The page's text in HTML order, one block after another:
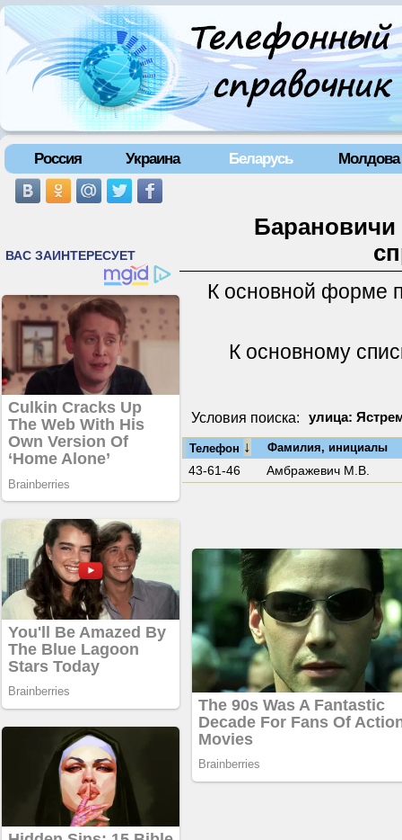
Россия Украина Беларусь Молдова
Барановичи
К основной форме
К основному
Условия поиска: улица:
Телефон ↓ Фамилия, инициалы
43-61-46 Амбражевич М.В.